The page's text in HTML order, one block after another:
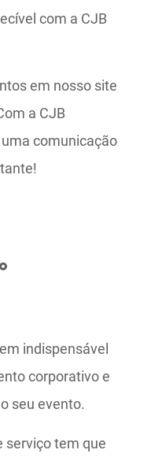
com a CJB
em nosso site
a CJB
comunicação
indispensável
corporativo e
seu evento.
serviço tem que